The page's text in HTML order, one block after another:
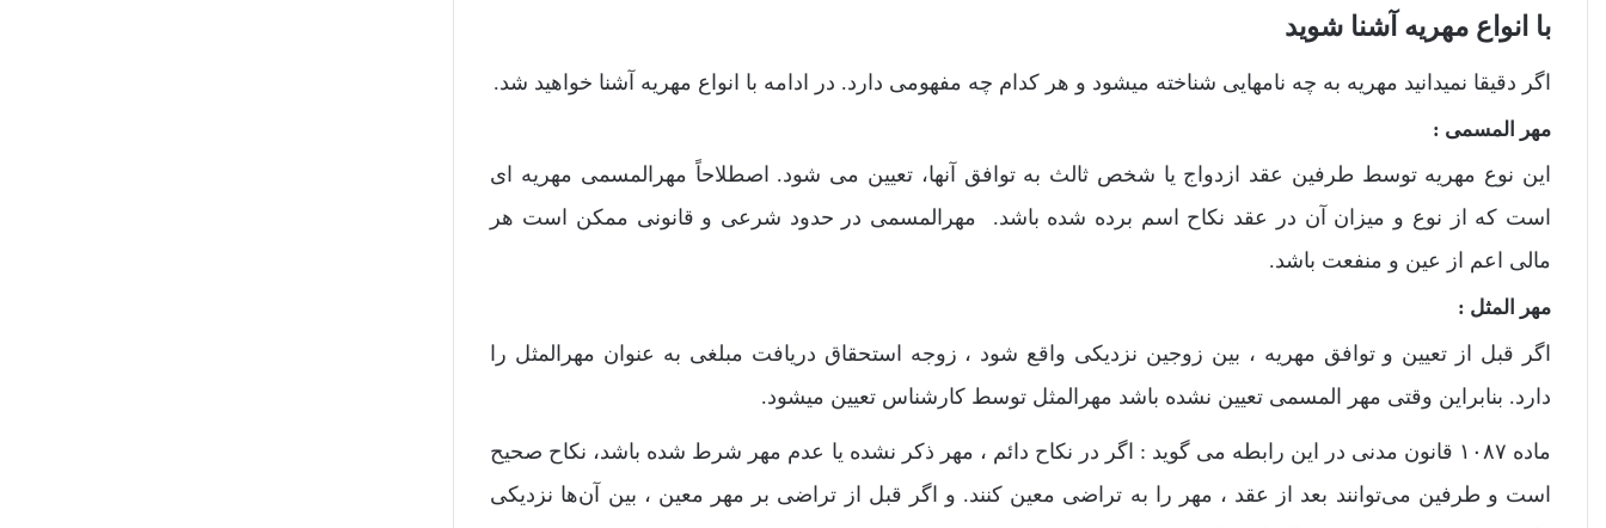
با انواع مهریه آشنا شوید
اگر دقیقا نمیدانید مهریه به چه نامهایی شناخته میشود و هر کدام چه مفهومی دارد. در ادامه با انواع مهریه آشنا خواهید شد.
مهر المسمی :
این نوع مهریه توسط طرفین عقد ازدواج یا شخص ثالث به توافق آنها، تعیین می شود. اصطلاحاً مهرالمسمی مهریه ای
است که از نوع و میزان آن در عقد نکاح اسم برده شده باشد. مهرالمسمی در حدود شرعی و قانونی ممکن است هر
مالی اعم از عین و منفعت باشد.
مهر المثل :
اگر قبل از تعیین و توافق مهریه ، بین زوجین نزدیکی واقع شود ، زوجه استحقاق دریافت مبلغی به عنوان مهرالمثل را
دارد. بنابراین وقتی مهر المسمی تعیین نشده باشد مهرالمثل توسط کارشناس تعیین میشود.
ماده ۱۰۸۷ قانون مدنی در این رابطه می گوید : اگر در نکاح دائم ، مهر ذکر نشده یا عدم مهر شرط شده باشد، نکاح صحیح
است و طرفین می‌توانند بعد از عقد ، مهر را به تراضی معین‌ کنند. و اگر قبل از تراضی بر مهر معین ، بین آن‌ها نزدیکی